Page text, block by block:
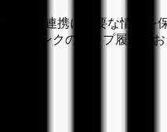
当該連携に必要な情報
信リンクのタップ履歴、